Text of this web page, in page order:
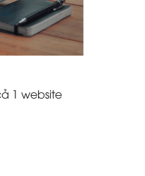
1 website